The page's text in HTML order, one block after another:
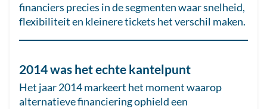
financiers precies in de segmenten waar snelheid,
flexibiliteit en kleinere tickets het verschil maken.
2014 was het echte kantelpunt
Het jaar 2014 markeert het moment waarop
alternatieve financiering ophield een